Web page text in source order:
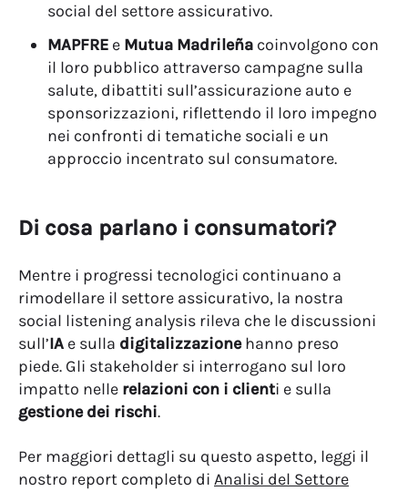
social del settore assicurativo.
MAPFRE e Mutua Madrileña coinvolgono con
il loro pubblico attraverso campagne sulla
salute, dibattiti sull’assicurazione auto e
sponsorizzazioni, riflettendo il loro impegno
nei confronti di tematiche sociali e un
approccio incentrato sul consumatore.
Di cosa parlano i consumatori?
Mentre i progressi tecnologici continuano a
rimodellare il settore assicurativo, la nostra
social listening analysis rileva che le discussioni
sull’IA e sulla digitalizzazionehanno preso
piede. Gli stakeholder si interrogano sul loro
impatto nelle relazioni con i clienti e sulla
gestione dei rischi.
Per maggiori dettagli su questo aspetto, leggi il
nostro report completo di Analisi del Settore